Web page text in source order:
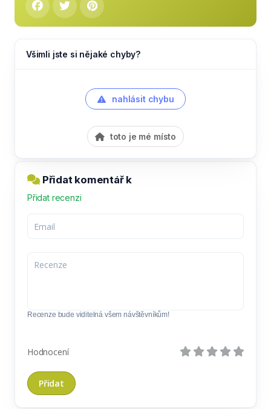
Všimli jste si nějaké chyby?
nahlásit chybu
toto je mé místo
Přidat komentář k
Přidat recenzi
Recenze bude viditelná všem návštěvníkům!
Hodnocení